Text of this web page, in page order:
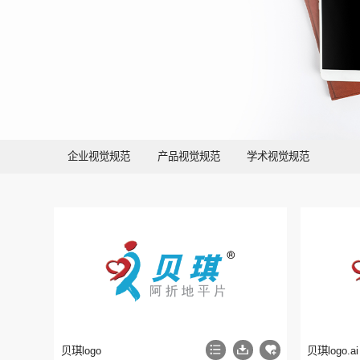
企业视觉规范 产品视觉规范 学术视觉规范
贝琪logo 贝琪logo.ai